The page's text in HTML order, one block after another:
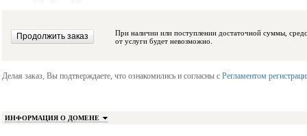
При наличии или поступлении достаточной суммы, средства будут
от услуги будет невозможно.
Делая заказ, Вы подтверждаете, что ознакомились и согласны с Регламентом
ИНФОРМАЦИЯ О ДОМЕНЕ